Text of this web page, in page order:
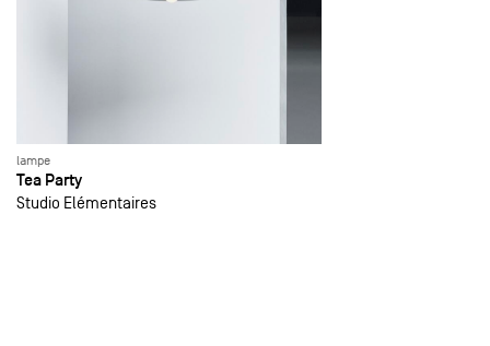
lampe
Tea Party
Studio Elémentaires